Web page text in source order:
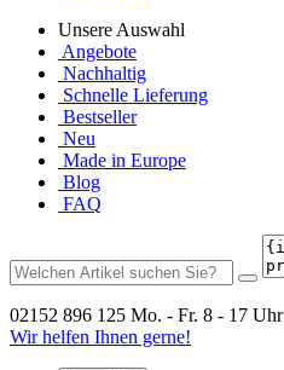
Unsere Auswahl
Angebote
Nachhaltig
Schnelle Lieferung
Bestseller
Neu
Made in Europe
Blog
FAQ
02152 896 125 Mo. - Fr. 8 - 17 Uhr
Wir helfen Ihnen gerne!